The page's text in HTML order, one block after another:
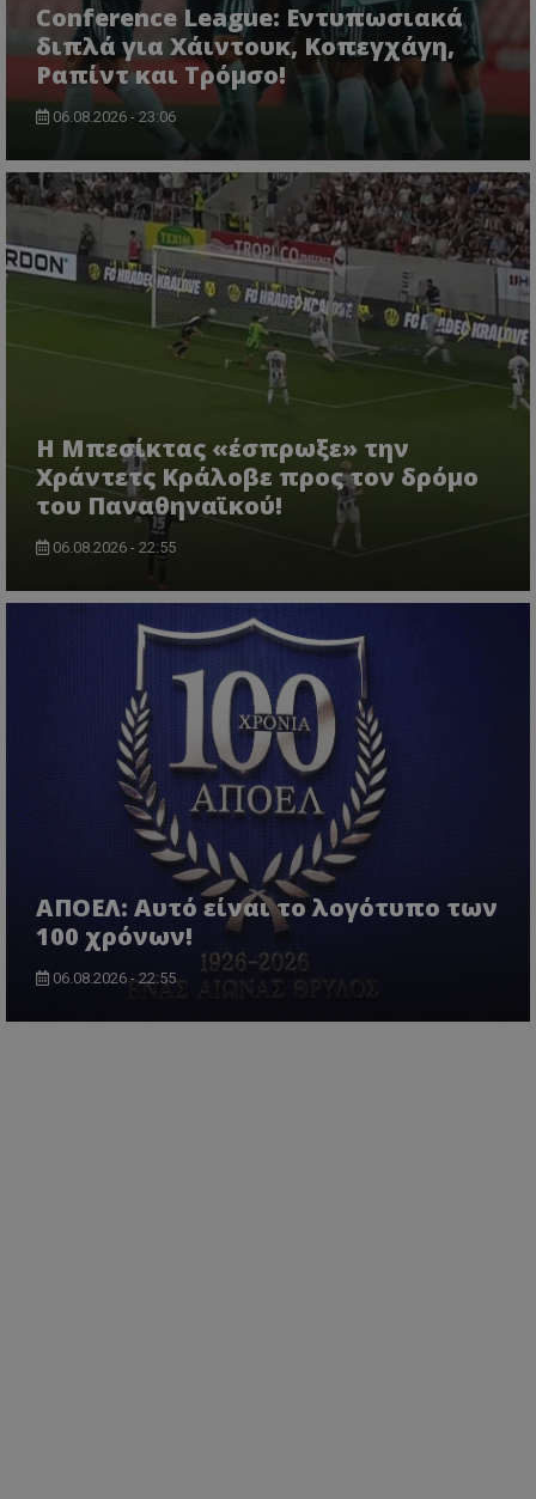
Conference League: Εντυπωσιακά
διπλά για Χάιντουκ, Κοπεγχάγη,
Ραπίντ και Τρόμσο!
06.08.2026 - 23:06
Η Μπεσίκτας «έσπρωξε» την
Χράντετς Κράλοβε προς τον δρόμο
του Παναθηναϊκού!
06.08.2026 - 22:55
ΑΠΟΕΛ: Αυτό είναι το λογότυπο των
100 χρόνων!
06.08.2026 - 22:55